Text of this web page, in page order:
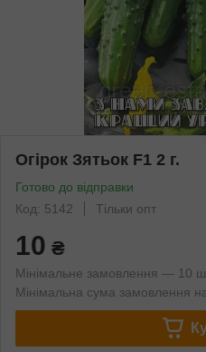
Огірок Зятьок F1 2 г.
Готово до відправки
Код: 5142
Тільки опт
10 ₴
Мінімальне замовлення — 10
Мінімальна сума замовлення